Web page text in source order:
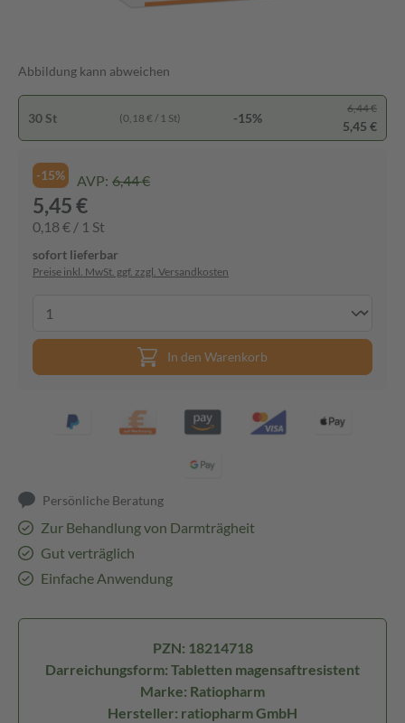
Abbildung kann abweichen
30 St (0,18 € / 1 St) -15%
6,44 €
5,45 €
-15% AVP: 6,44 €
5,45 €
0,18 € / 1 St
sofort lieferbar
Preise inkl. MwSt. ggf. zzgl. Versandkosten
In den Warenkorb
Persönliche Beratung
Zur Behandlung von Darmträgheit
Gut verträglich
Einfache Anwendung
PZN: 18214718
Darreichungsform: Tabletten magensaftresistent
Marke: Ratiopharm
Hersteller: ratiopharm GmbH